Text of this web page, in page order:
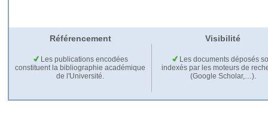
Référencement Visibilité
Les publications encodées
constituent la bibliographie académique
de l'Université.
Les documents déposés
indexés par les moteurs de
(Google Scholar,…).